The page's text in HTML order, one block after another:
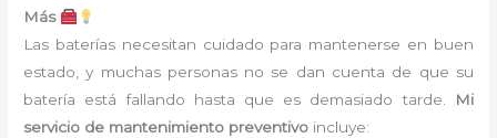
Más
Las baterías necesitan cuidado para mantenerse en buen
estado, y muchas personas no se dan cuenta de que su
batería está fallando hasta que es demasiado tarde.
Mi
servicio de mantenimiento preventivo incluye: